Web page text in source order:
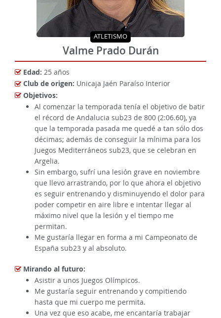
ATLETISMO
Valme Prado Durán
Edad: 25 años
Club de origen: Unicaja Jaén Paraíso Interior
Objetivos:
Al comenzar la temporada tenía el objetivo de batir
el récord de Andalucia sub23 de 800 (2:06.60), ya
que la temporada pasada me quedé a tan sólo dos
décimas; además de conseguir la mínima para los
Juegos Mediterráneos sub23, que se celebran en
Argelia.
Sin embargo, sufrí una lesión grave en noviembre
que llevo arrastrando, por lo que ahora el objetivo
es seguir entrenando y disminuyendo el dolor para
poder competir en aire libre e intentar llegar al
máximo nivel que la lesión y el tiempo me
permitan.
Me gustaría llegar en forma a mi Campeonato de
España sub23 y al absoluto.
Mirando al futuro:
Asistir a unos Juegos Olímpicos.
Me gustaría seguir entrenando y compitiendo
hasta que mi cuerpo me permita.
Una vez que eso acabe, me encantaría trabajar